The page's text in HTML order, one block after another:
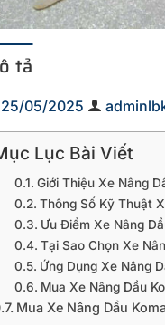
tả
25/05/2025
Lục Bài Viết
Giới Thiệu Xe Nâng
Thông Số Kỹ Thuật
Ưu Điểm Xe Nâng
Tại Sao Chọn Xe
Ứng Dụng Xe Nâng
Mua Xe Nâng Dầu
Mua Xe Nâng Dầu